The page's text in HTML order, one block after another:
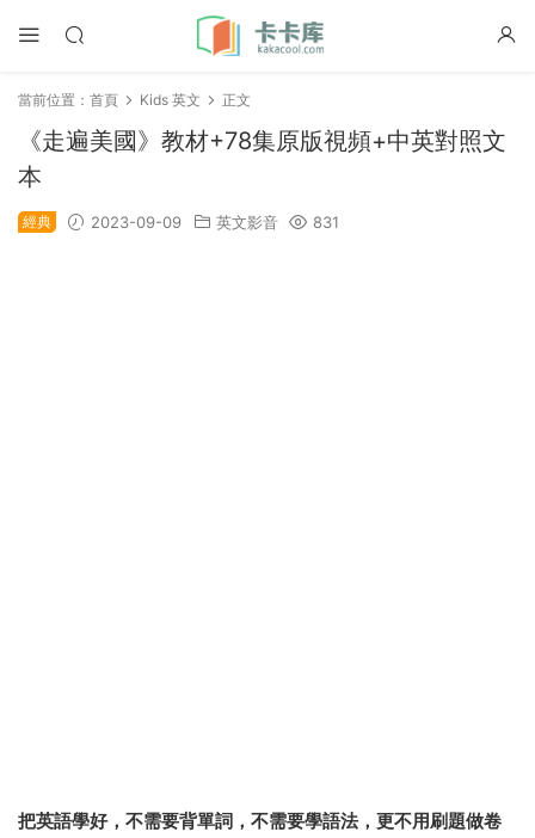
當前位置： 首頁 Kids 英文 正文
《走遍美國》教材+78集原版視頻+中英對照文
本
經典 2023-09-09 英文影音 831
把英語學好，不需要背單詞，不需要學語法，更不用刷題做卷